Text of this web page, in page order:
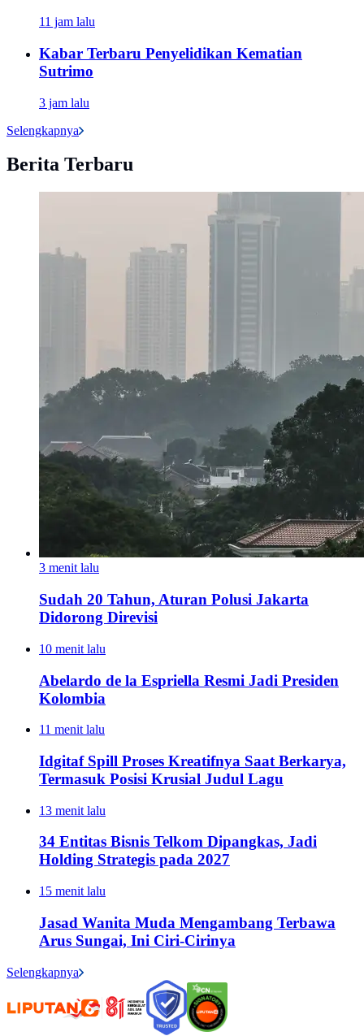
11 jam lalu
Kabar Terbaru Penyelidikan Kematian
Sutrimo
3 jam lalu
Selengkapnya
Berita Terbaru
3 menit lalu
Sudah 20 Tahun, Aturan Polusi Jakarta
Didorong Direvisi
10 menit lalu
Abelardo de la Espriella Resmi Jadi Presiden
Kolombia
11 menit lalu
Idgitaf Spill Proses Kreatifnya Saat Berkarya,
Termasuk Posisi Krusial Judul Lagu
13 menit lalu
34 Entitas Bisnis Telkom Dipangkas, Jadi
Holding Strategis pada 2027
15 menit lalu
Jasad Wanita Muda Mengambang Terbawa
Arus Sungai, Ini Ciri-Cirinya
Selengkapnya